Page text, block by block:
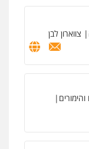
צווארון לבן